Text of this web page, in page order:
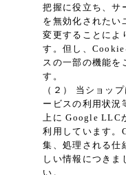
把握に役立ち、サ
を無効化されたい
変更することによ
す。但し、
スの一部の機能を
す。
（２） 当ショッ
ービスの利用状況
上に Google LLC
利用しています。
集、処理される仕
しい情報につきま
い。